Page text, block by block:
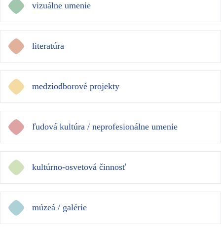
vizuálne umenie
literatúra
medziodborové projekty
ľudová kultúra / neprofesionálne umenie
kultúrno-osvetová činnosť
múzeá / galérie